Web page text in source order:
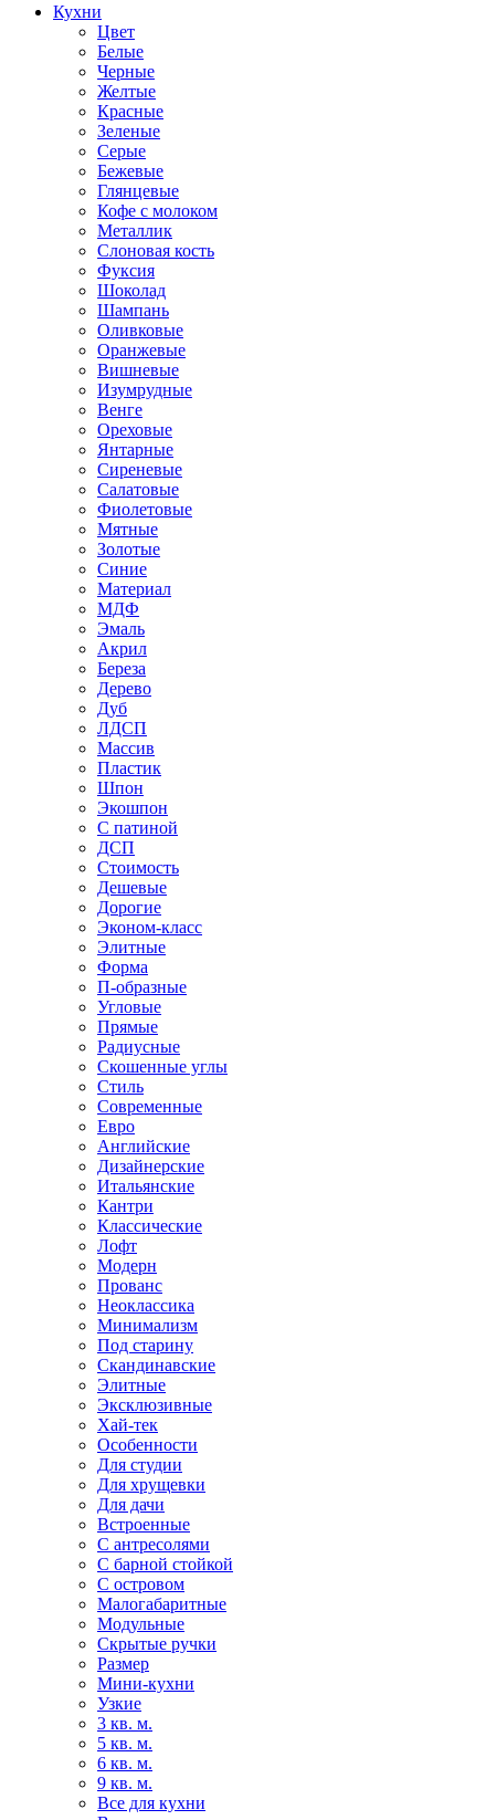
Кухни
Цвет
Белые
Черные
Желтые
Красные
Зеленые
Серые
Бежевые
Глянцевые
Кофе с молоком
Металлик
Слоновая кость
Фуксия
Шоколад
Шампань
Оливковые
Оранжевые
Вишневые
Изумрудные
Венге
Ореховые
Янтарные
Сиреневые
Салатовые
Фиолетовые
Мятные
Золотые
Синие
Материал
МДФ
Эмаль
Акрил
Береза
Дерево
Дуб
ЛДСП
Массив
Пластик
Шпон
Экошпон
С патиной
ДСП
Стоимость
Дешевые
Дорогие
Эконом-класс
Элитные
Форма
П-образные
Угловые
Прямые
Радиусные
Скошенные углы
Стиль
Современные
Евро
Английские
Дизайнерские
Итальянские
Кантри
Классические
Лофт
Модерн
Прованс
Неоклассика
Минимализм
Под старину
Скандинавские
Элитные
Эксклюзивные
Хай-тек
Особенности
Для студии
Для хрущевки
Для дачи
Встроенные
С антресолями
С барной стойкой
С островом
Малогабаритные
Модульные
Скрытые ручки
Размер
Мини-кухни
Узкие
3 кв. м.
5 кв. м.
6 кв. м.
9 кв. м.
Все для кухни